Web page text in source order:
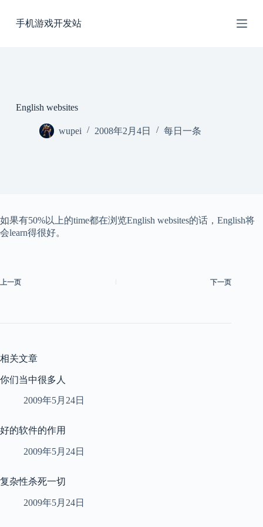
过
手机游戏开发站
English websites
wupei 2008年2月4日 每日一条
如果有50%以上的time都在浏览English websites的话，English将
会learn得很好。
上一页 下一页
相关文章
你们当中很多人
2009年5月24日
好的软件的作用
2009年5月24日
复杂性杀死一切
2009年5月24日